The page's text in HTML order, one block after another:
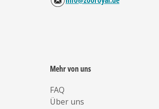
Mehr von uns
FAQ
Über uns